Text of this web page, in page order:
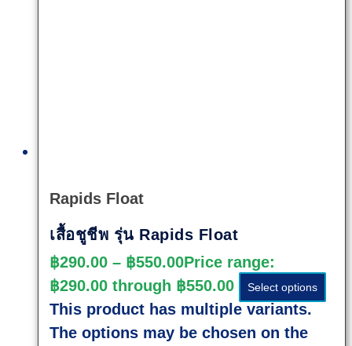
Rapids Float
เสื้อชูชีพ รุ่น Rapids Float
฿290.00 – ฿550.00Price range:
฿290.00 through ฿550.00
Select options
This product has multiple variants.
The options may be chosen on the